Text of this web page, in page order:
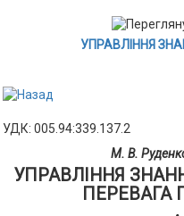
УПРАВЛІННЯ
УДК: 005.94:339.137.2
М. В.
УПРАВЛІННЯ
ПЕРЕВАГА